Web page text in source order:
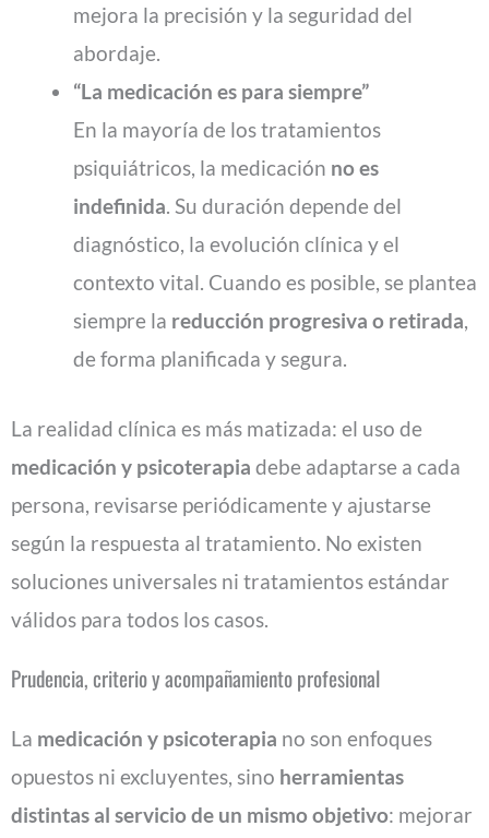
mejora la precisión y la seguridad del
abordaje.
“La medicación es para siempre”
En la mayoría de los tratamientos
psiquiátricos, la medicación no es
indefinida. Su duración depende del
diagnóstico, la evolución clínica y el
contexto vital. Cuando es posible, se plantea
siempre la reducción progresiva o retirada,
de forma planificada y segura.
La realidad clínica es más matizada: el uso de
medicación y psicoterapia debe adaptarse a cada
persona, revisarse periódicamente y ajustarse
según la respuesta al tratamiento. No existen
soluciones universales ni tratamientos estándar
válidos para todos los casos.
Prudencia, criterio y acompañamiento profesional
La medicación y psicoterapia no son enfoques
opuestos ni excluyentes, sino herramientas
distintas al servicio de un mismo objetivo: mejorar